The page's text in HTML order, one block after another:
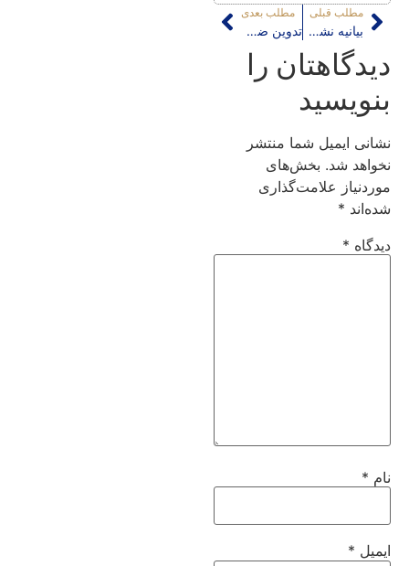
مطلب قبلی
بیانیه نشست نقد راهبردی “بازآفرینی شهری، از رویا تا واقعیت”
مطلب بعدی
تدوین ضوابط نما و انتشار برخط تصاویر بناهای تاییدی کمیته بنا
دیدگاهتان را
بنویسید
نشانی ایمیل شما منتشر
نخواهد شد. بخش‌های
موردنیاز علامت‌گذاری
شده‌اند *
دیدگاه *
نام *
ایمیل *